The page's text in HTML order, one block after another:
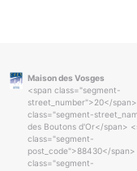
Maison des Vosges
<span class="segment-
street_number">20</
class="segment-
des Boutons d'Or</span>
class="segment-
post_code">88430</span>
class="segment-